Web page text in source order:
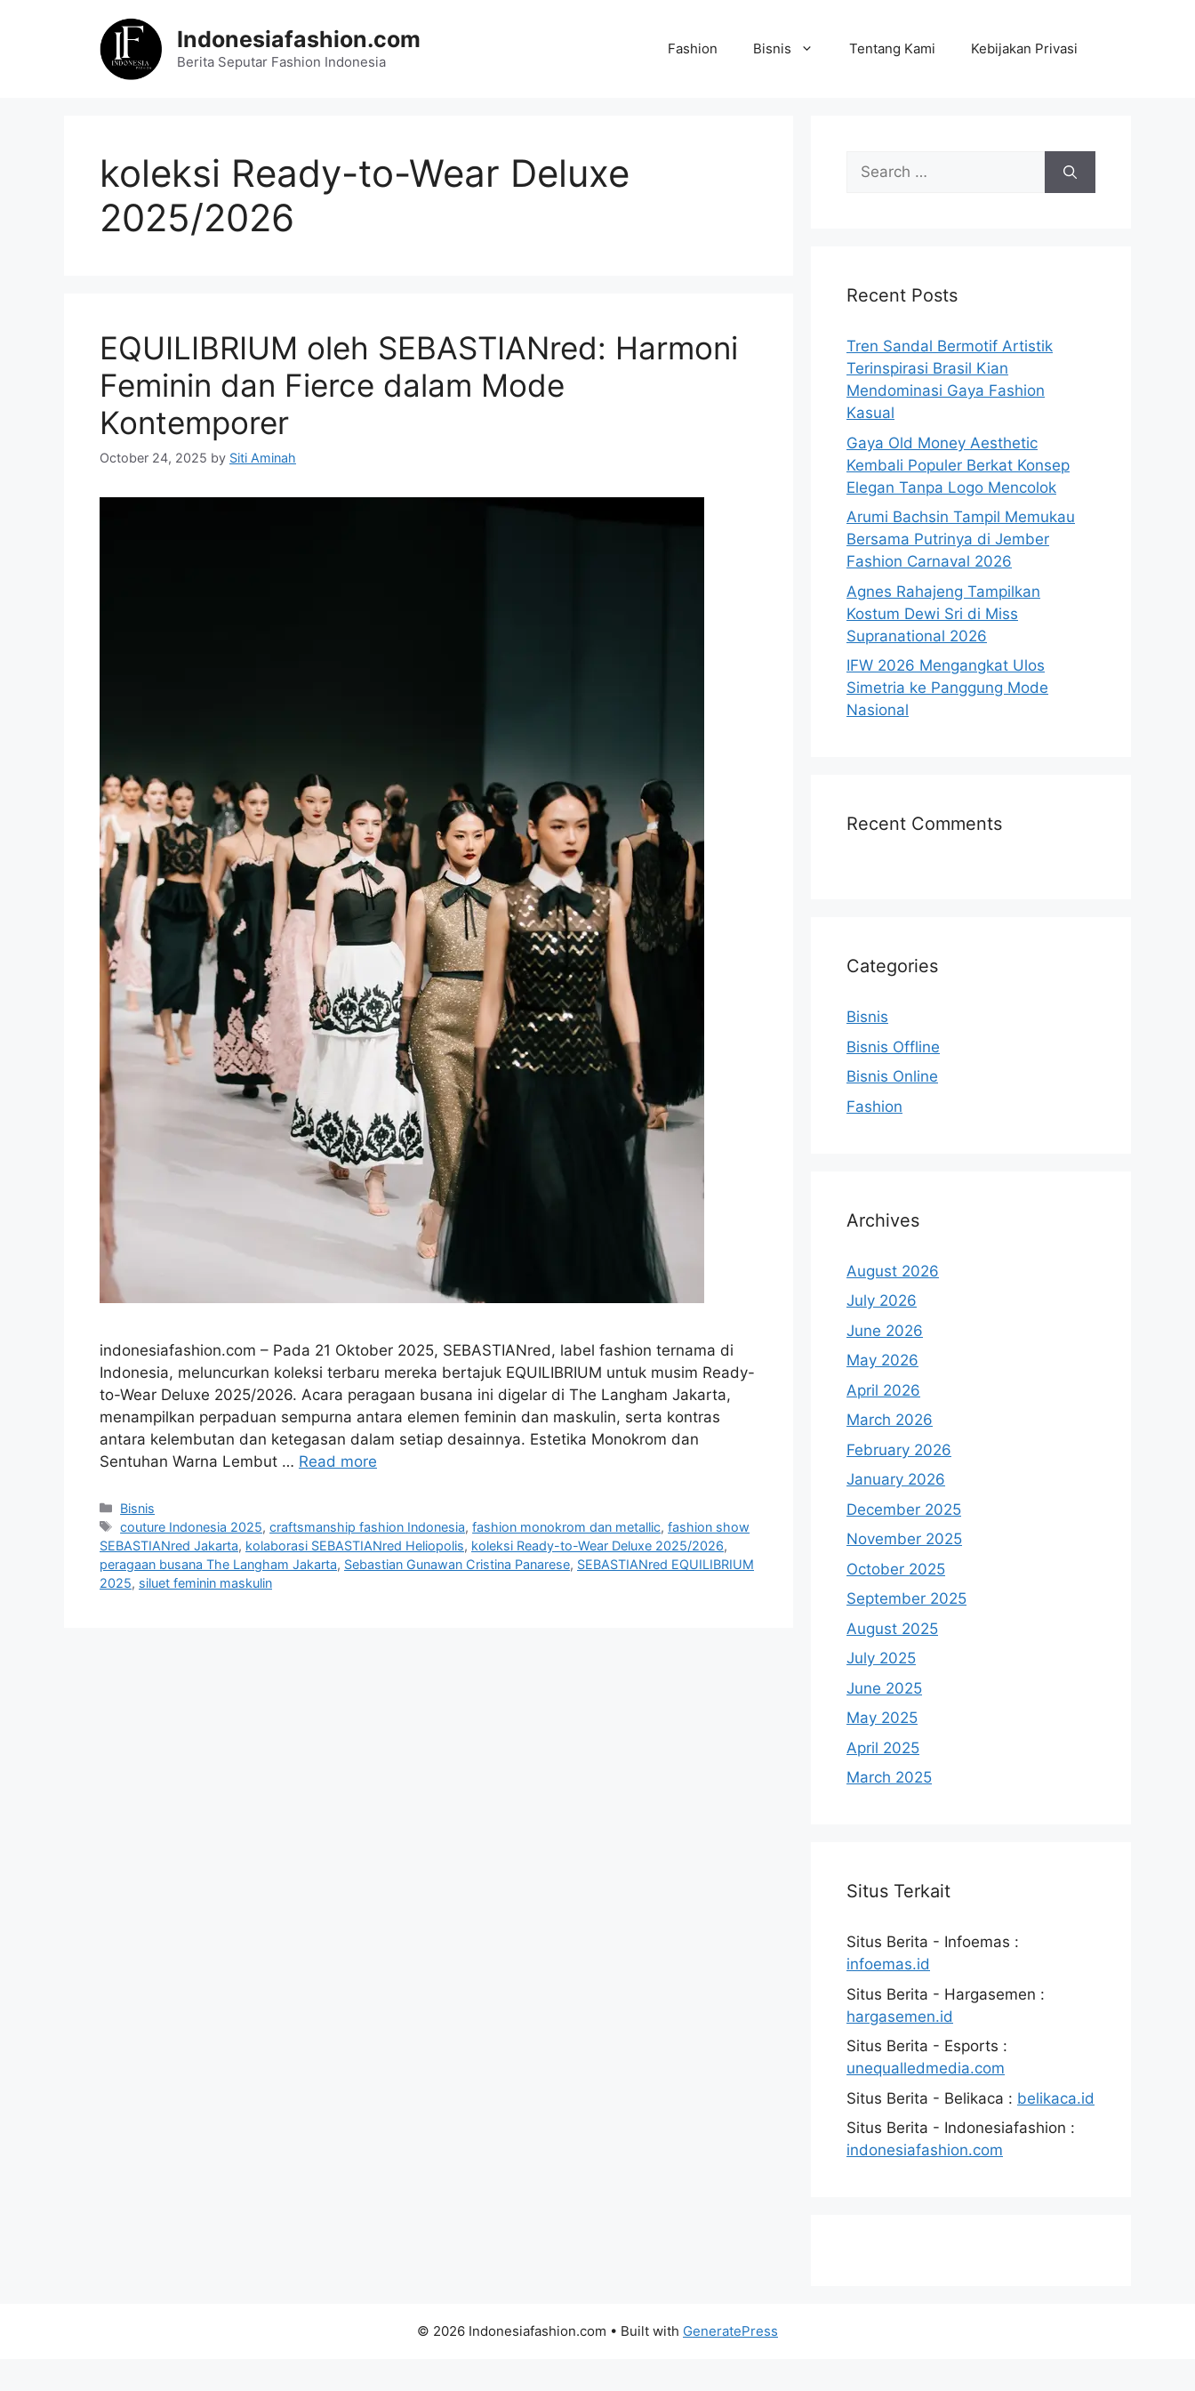
Indonesiafashion.com
Berita Seputar Fashion Indonesia
Fashion Bisnis Tentang Kami Kebijakan Privasi
koleksi Ready-to-Wear Deluxe
2025/2026
EQUILIBRIUM oleh SEBASTIANred: Harmoni
Feminin dan Fierce dalam Mode
Kontemporer
October 24, 2025 by Siti Aminah
indonesiafashion.com – Pada 21 Oktober 2025, SEBASTIANred, label fashion ternama di
Indonesia, meluncurkan koleksi terbaru mereka bertajuk EQUILIBRIUM untuk musim Ready-
to-Wear Deluxe 2025/2026. Acara peragaan busana ini digelar di The Langham Jakarta,
menampilkan perpaduan sempurna antara elemen feminin dan maskulin, serta kontras
antara kelembutan dan ketegasan dalam setiap desainnya. Estetika Monokrom dan
Sentuhan Warna Lembut … Read more
Categories
Bisnis
Tags
couture Indonesia 2025,craftsmanship fashion Indonesia,fashion monokrom dan metallic,fashion show
SEBASTIANred Jakarta, kolaborasi SEBASTIANred Heliopolis, koleksi Ready-to-Wear Deluxe 2025/2026,
peragaan busana The Langham Jakarta, Sebastian Gunawan Cristina Panarese, SEBASTIANred EQUILIBRIUM
2025, siluet feminin maskulin
Search
for:
Recent Posts
Tren Sandal Bermotif Artistik
Terinspirasi Brasil Kian
Mendominasi Gaya Fashion
Kasual
Gaya Old Money Aesthetic
Kembali Populer Berkat Konsep
Elegan Tanpa Logo Mencolok
Arumi Bachsin Tampil Memukau
Bersama Putrinya di Jember
Fashion Carnaval 2026
Agnes Rahajeng Tampilkan
Kostum Dewi Sri di Miss
Supranational 2026
IFW 2026 Mengangkat Ulos
Simetria ke Panggung Mode
Nasional
Recent Comments
Categories
Bisnis
Bisnis Offline
Bisnis Online
Fashion
Archives
August 2026
July 2026
June 2026
May 2026
April 2026
March 2026
February 2026
January 2026
December 2025
November 2025
October 2025
September 2025
August 2025
July 2025
June 2025
May 2025
April 2025
March 2025
Situs Terkait
Situs Berita - Infoemas :
infoemas.id
Situs Berita - Hargasemen :
hargasemen.id
Situs Berita - Esports :
unequalledmedia.com
Situs Berita - Belikaca : belikaca.id
Situs Berita - Indonesiafashion :
indonesiafashion.com
© 2026 Indonesiafashion.com • Built with GeneratePress